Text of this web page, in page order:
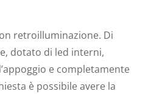
retroilluminazione. Di
dotato di led interni,
e completamente
è possibile avere la